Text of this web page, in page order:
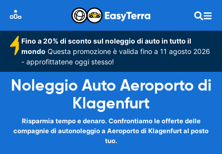
Fino a 20% di sconto sul noleggio di auto in tutto il
mondo Questa promozione è valida fino a 11 agosto 2026
- approfittatene oggi stesso!
Noleggio Auto Aeroporto di
Klagenfurt
Risparmia tempo e denaro. Confrontiamo le offerte delle
compagnie di autonoleggio a Aeroporto di Klagenfurt al posto
tuo.